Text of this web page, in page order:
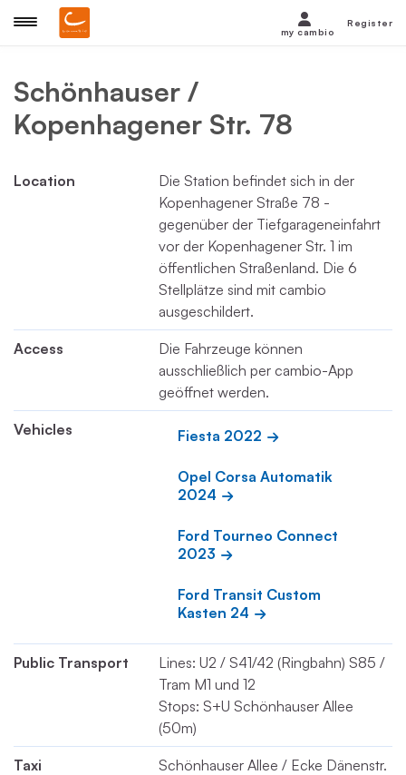
Schönhauser /
Kopenhagener Str. 78
Location
Die Station befindet sich in der
Kopenhagener Straße 78 -
gegenüber der Tiefgarageneinfahrt
vor der Kopenhagener Str. 1 im
öffentlichen Straßenland. Die 6
Stellplätze sind mit cambio
ausgeschildert.
Access
Die Fahrzeuge können
ausschließlich per cambio-App
geöffnet werden.
Vehicles Fiesta 2022
Opel Corsa Automatik
2024
Ford Tourneo Connect
2023
Ford Transit Custom
Kasten 24
Public Transport
Lines: U2 / S41/42 (Ringbahn) S85 /
Tram M1 und 12
Stops: S+U Schönhauser Allee
(50m)
Taxi
Schönhauser Allee / Ecke Dänenstr.
my cambio
Register